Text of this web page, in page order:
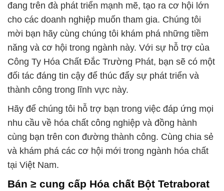
đang trên đà phát triển mạnh mẽ, tạo ra cơ hội lớn
cho các doanh nghiệp muốn tham gia. Chúng tôi
mời bạn hãy cùng chúng tôi khám phá những tiềm
năng và cơ hội trong ngành này. Với sự hỗ trợ của
Công Ty Hóa Chất Đắc Trường Phát, bạn sẽ có một
đối tác đáng tin cậy để thúc đẩy sự phát triển và
thành công trong lĩnh vực này.
Hãy để chúng tôi hỗ trợ bạn trong việc đáp ứng mọi
nhu cầu về hóa chất công nghiệp và đồng hành
cùng bạn trên con đường thành công. Cùng chia sẻ
và khám phá các cơ hội mới trong ngành hóa chất
tại Việt Nam.
Bán ≥ cung cấp Hóa chất Bột Tetraborat